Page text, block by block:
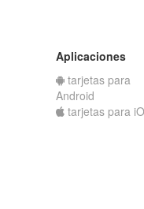
Aplicaciones
tarjetas para
Android
tarjetas para